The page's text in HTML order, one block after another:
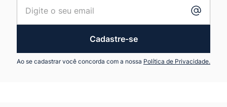
Cadastre-se
Ao se cadastrar você concorda com a nossa Política de Privacidade.